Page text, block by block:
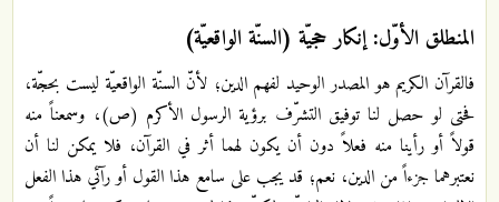
المنطلق الأوّل: إنكار حجيّة (السنّة الواقعيّة)
فالقرآن الكريم هو المصدر الوحيد لفهم الدين؛ لأنّ السنّة الواقعيّة ليست بحجّة،
فحتى لو حصل لنا توفيق التشرّف برؤية الرسول الأكرم (ص)، وسمعناً منه
قولاً أو رأينا منه فعلاً دون أن يكون لهما أثر في القرآن، فلا يمكن لنا أن
نعتبرهما جزءاً من الدين، نعم؛ قد يجب على سامع هذا القول أو رآئي هذا الفعل